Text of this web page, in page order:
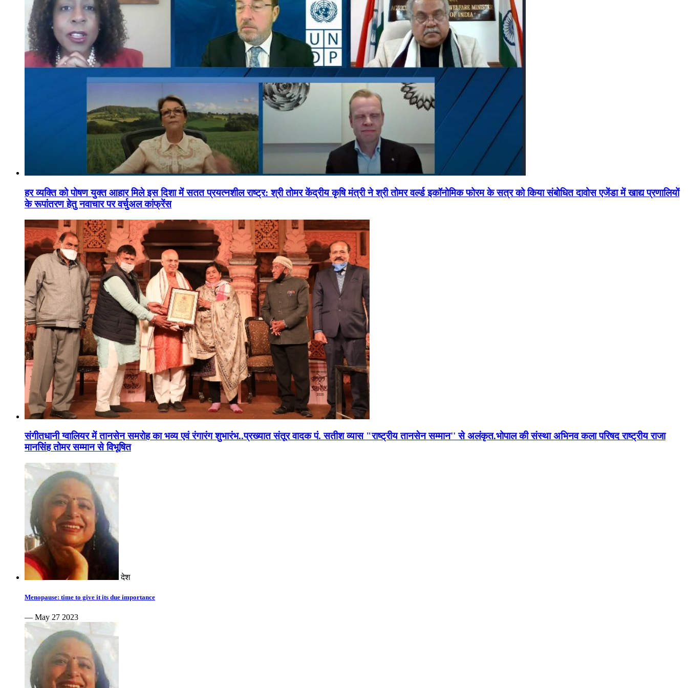
हर व्यक्ति को पोषण युक्त आहार मिले इस दिशा में सतत प्रयत्नशील राष्ट्र: श्री तोमर केंद्रीय कृषि मंत्री ने श्री तोमर वर्ल्ड इकॉनोमिक फोरम के सत्र को किया संबोधित दावोस एजेंडा में खाद्य प्रणालियों
के रूपांतरण हेतु नवाचार पर वर्चुअल कांफ्रेंस
संगीतधानी ग्वालियर में तानसेन समरोह का भव्य एवं रंगारंग शुभारंभ..प्रख्यात संतूर वादक पं. सतीश व्यास "राष्ट्रीय तानसेन सम्मान'' से अलंकृत.भोपाल की संस्था अभिनव कला परिषद राष्ट्रीय राजा
मानसिंह तोमर सम्मान से विभूषित
देश
Menopause: time to give it its due importance
— May 27 2023